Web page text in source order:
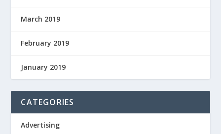
March 2019
February 2019
January 2019
CATEGORIES
Advertising